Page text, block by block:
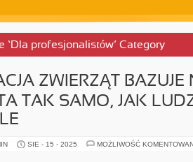
‘Dla profesjonalistów’ Category
ZWIERZĄT BAZUJE
TAK SAMO, JAK
SIE - 15 - 2025 MOŻLIWOŚĆ